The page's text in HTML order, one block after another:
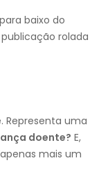
baixo do
rolada
Representa uma
doente? E,
mais um